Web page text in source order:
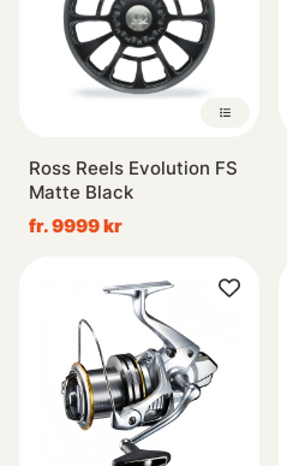
Ross Reels Evolution FS
Matte Black
fr. 9999 kr